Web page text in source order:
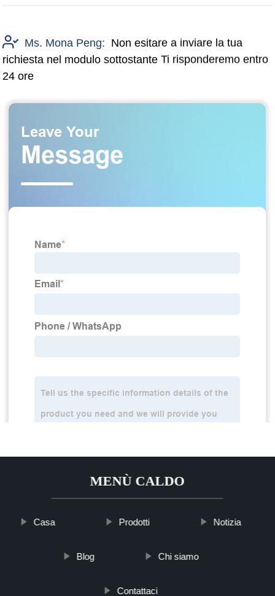
Ms. Mona Peng: Non esitare a inviare la tua
richiesta nel modulo sottostante Ti risponderemo entro
24 ore
MENÙ CALDO
Casa Prodotti Notizia
Blog Chi siamo
Contattaci